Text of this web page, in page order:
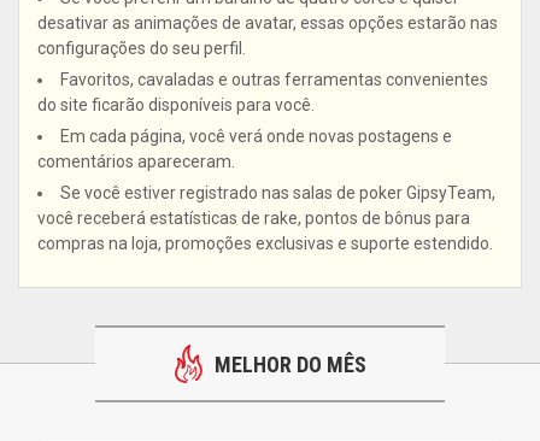
desativar as animações de avatar, essas opções estarão nas
configurações do seu perfil.
Favoritos, cavaladas e outras ferramentas convenientes
do site ficarão disponíveis para você.
Em cada página, você verá onde novas postagens e
comentários apareceram.
Se você estiver registrado nas salas de poker GipsyTeam,
você receberá estatísticas de rake, pontos de bônus para
compras na loja, promoções exclusivas e suporte estendido.
MELHOR DO MÊS